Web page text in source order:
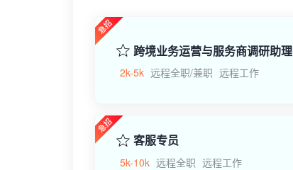
跨境业务运营与服务商调研助理
2k-5k 远程全职/兼职 远程工作
客服专员
5k-10k 远程全职 远程工作